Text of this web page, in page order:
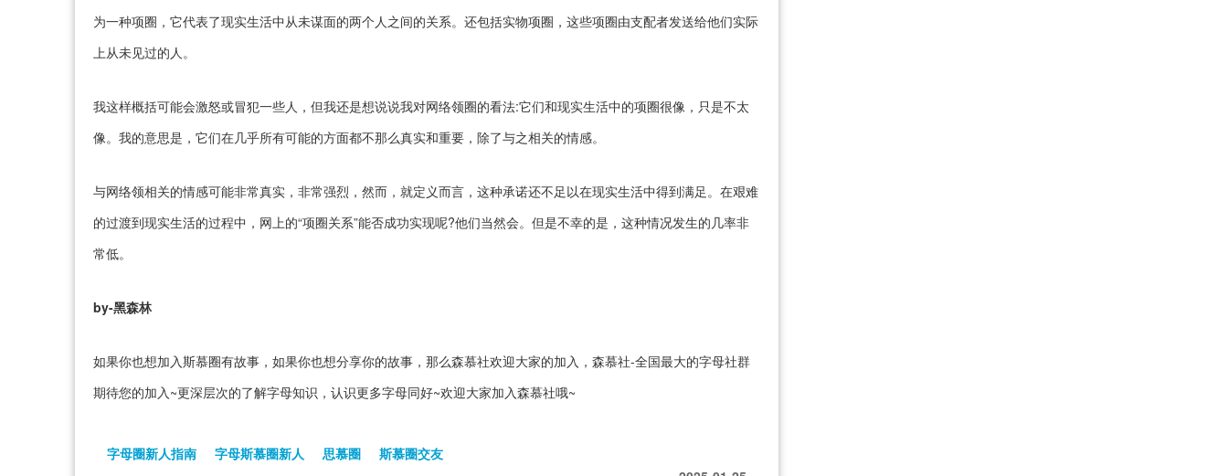
为一种项圈，它代表了现实生活中从未谋面的两个人之间的关系。还包括实物项圈，这些项圈由支配者发送给他们实际
上从未见过的人。
我这样概括可能会激怒或冒犯一些人，但我还是想说说我对网络领圈的看法:它们和现实生活中的项圈很像，只是不太
像。我的意思是，它们在几乎所有可能的方面都不那么真实和重要，除了与之相关的情感。
与网络领相关的情感可能非常真实，非常强烈，然而，就定义而言，这种承诺还不足以在现实生活中得到满足。在艰难
的过渡到现实生活的过程中，网上的“项圈关系”能否成功实现呢?他们当然会。但是不幸的是，这种情况发生的几率非
常低。
by-黑森林
如果你也想加入斯慕圈有故事，如果你也想分享你的故事，那么森慕社欢迎大家的加入，森慕社-全国最大的字母社群
期待您的加入~更深层次的了解字母知识，认识更多字母同好~欢迎大家加入森慕社哦~
字母圈新人指南 字母斯慕圈新人 思慕圈
斯慕圈交友